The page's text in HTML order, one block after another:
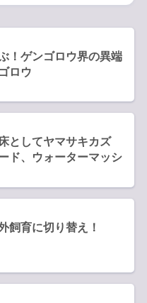
！ゲンゴロウ界の異端
ロウ
としてヤマサキカズ
ド、ウォーターマッシ
飼育に切り替え！